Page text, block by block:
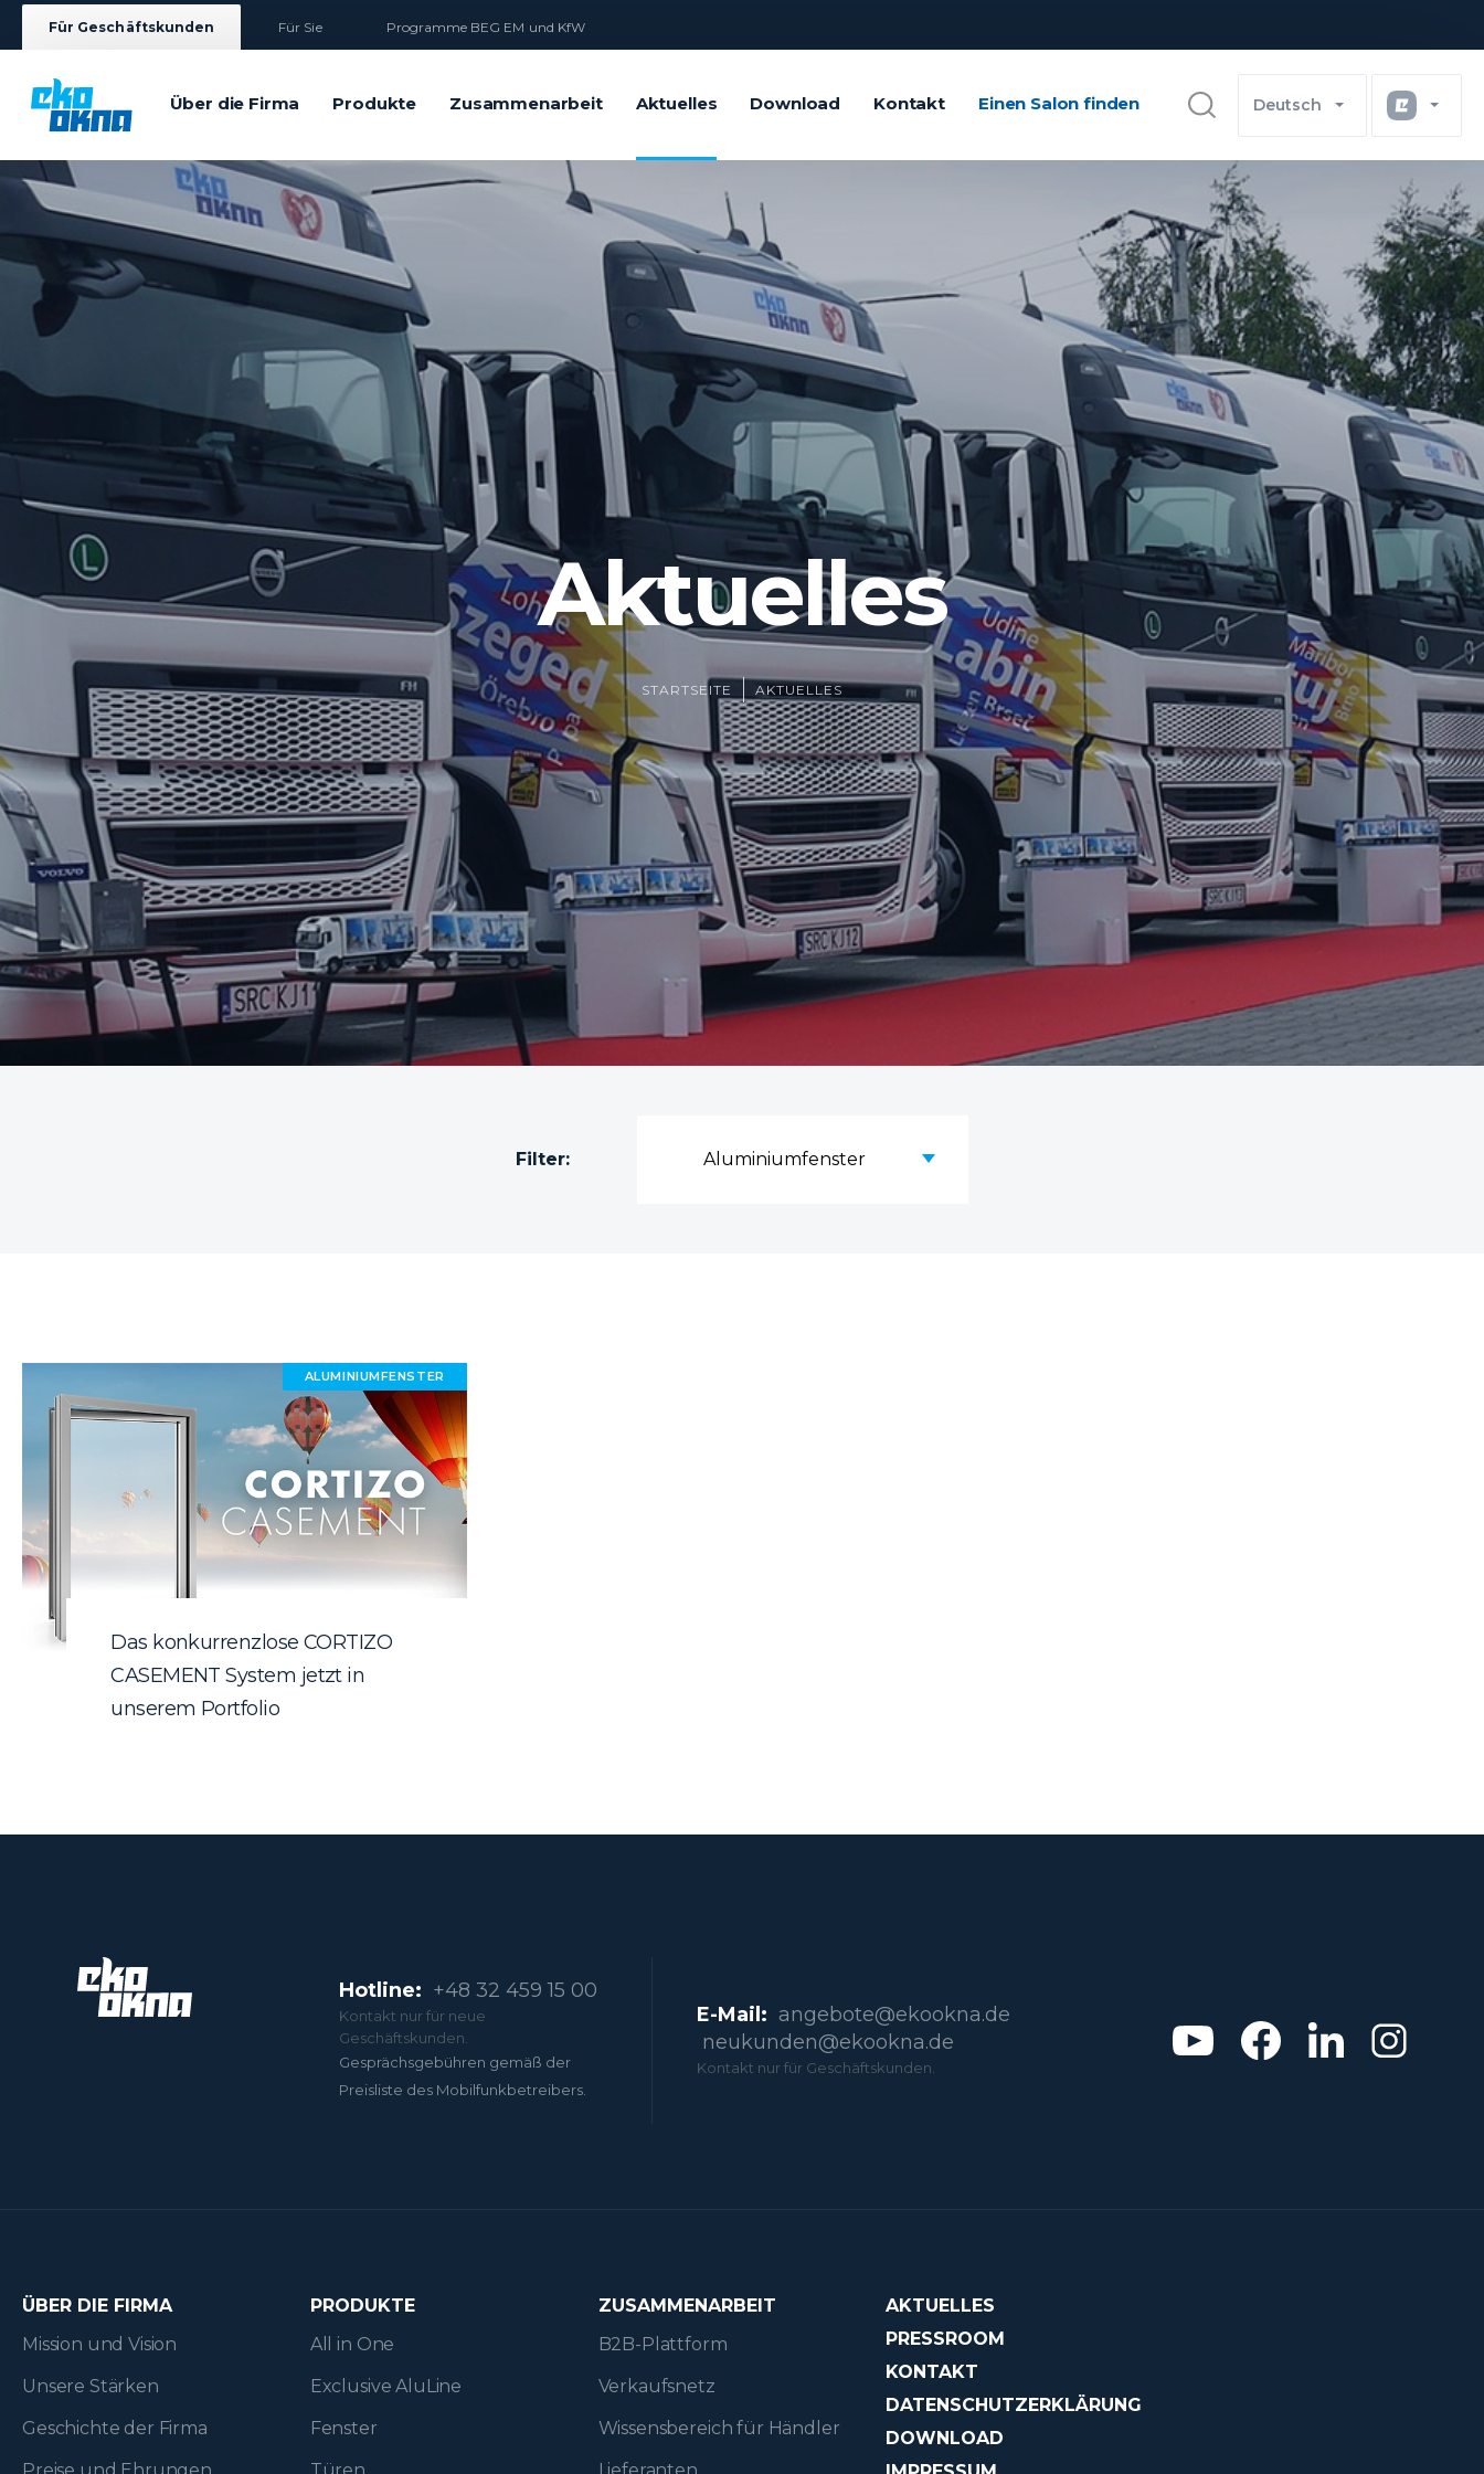
Für Geschäftskunden Für Sie Programme BEG EM und KfW
Über die Firma Produkte Zusammenarbeit Aktuelles Download Kontakt Einen Salon finden Deutsch
Aktuelles
STARTSEITE AKTUELLES
Filter: Aluminiumfenster
Das konkurrenzlose CORTIZO
CASEMENT System jetzt in
unserem Portfolio
ALUMINIUMFENSTER
Hotline: +48 32 459 15 00
Kontakt nur für neue
Geschäftskunden.
Gesprächsgebühren gemäß der
Preisliste des Mobilfunkbetreibers.
E-Mail: angebote@ekookna.de
neukunden@ekookna.de
Kontakt nur für Geschäftskunden.
ÜBER DIE FIRMA
Mission und Vision
Unsere Stärken
Geschichte der Firma
PRODUKTE
All in One
Exclusive AluLine
Fenster
ZUSAMMENARBEIT
B2B-Plattform
Verkaufsnetz
Wissensbereich für Händler
AKTUELLES
PRESSROOM
KONTAKT
DATENSCHUTZERKLÄRUNG
DOWNLOAD